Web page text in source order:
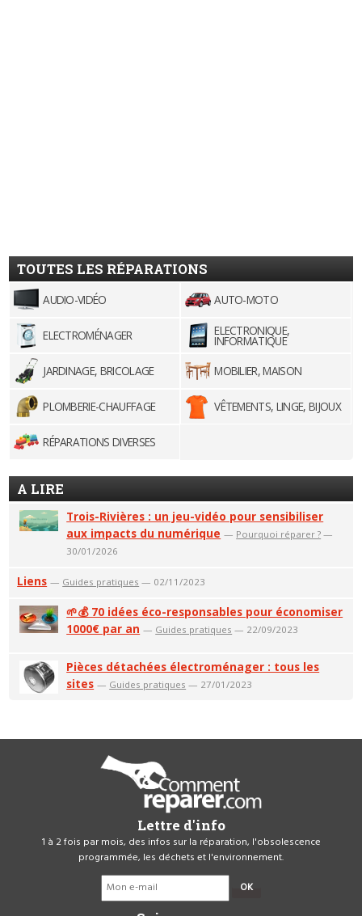
TOUTES LES RÉPARATIONS
AUDIO-VIDÉO AUTO-MOTO
ELECTROMÉNAGER ELECTRONIQUE,
INFORMATIQUE
JARDINAGE, BRICOLAGE
MOBILIER, MAISON
PLOMBERIE-CHAUFFAGE VÊTEMENTS, LINGE, BIJOUX
RÉPARATIONS DIVERSES
A LIRE
Trois-Rivières : un jeu-vidéo pour sensibiliser
aux impacts du numérique — Pourquoi réparer ? —
30/01/2026
Liens — Guides pratiques — 02/11/2023
🌱💰 70 idées éco-responsables pour économiser
1000€ par an — Guides pratiques — 22/09/2023
Pièces détachées électroménager : tous les
sites — Guides pratiques — 27/01/2023
Lettre d'info
1 à 2 fois par mois, des infos sur la réparation, l'obsolescence
programmée, les déchets et l'environnement.
OK